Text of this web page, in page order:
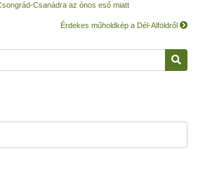
Csanádra az ónos eső miatt
Érdekes műholdkép a Dél-Alföldről